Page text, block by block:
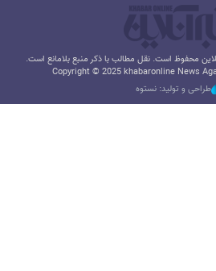
محفوظ است. نقل مطالب با ذکر منبع بلامانع است.
Copyright © 2025 khabaronline News
طراحی و تولید: نستوه